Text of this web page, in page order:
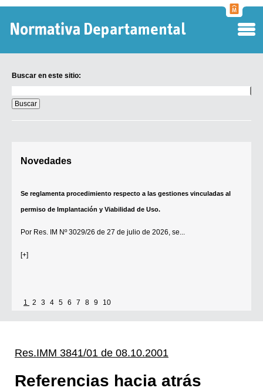
Buscar en este sitio:
en
este
sitio:
Novedades
Se reglamenta procedimiento respecto a las gestiones vinculadas al
permiso de Implantación y Viabilidad de Uso.
Por Res. IM Nº 3029/26 de 27 de julio de 2026, se...
[+]
1 2 3 4 5 6 7 8 9 10
Res.IMM 3841/01 de 08.10.2001
Referencias hacia atrás